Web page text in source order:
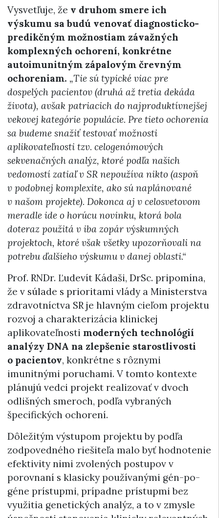
Vysvetľuje, že v druhom smere ich
výskumu sa budú venovať diagnosticko-
predikčným možnostiam závažných
komplexných ochorení, konkrétne
autoimunitným zápalovým črevným
ochoreniam. „Tie sú typické viac pre
dospelých pacientov (druhá až tretia dekáda
života), avšak patriacich do najproduktívnejšej
vekovej kategórie populácie. Pre tieto ochorenia
sa budeme snažiť testovať možnosti
aplikovateľnosti tzv. celogenómových
sekvenačných analýz, ktoré podľa našich
vedomostí zatiaľ v SR nepoužíva nikto (aspoň
v podobnej komplexite, ako sú naplánované
v našom projekte). Dokonca aj v celosvetovom
meradle ide o horúcu novinku, ktorá bola
doteraz použitá v iba zopár výskumných
projektoch, ktoré však všetky upozorňovali na
potrebu ďalšieho výskumu v danej oblasti.“
Prof. RNDr. Ľudevít Kádaši, DrSc. pripomína,
že v súlade s prioritami vlády a Ministerstva
zdravotníctva SR je hlavným cieľom projektu
rozvoj a charakterizácia klinickej
aplikovateľnosti moderných technológií
analýzy DNA na zlepšenie starostlivosti
o pacientov, konkrétne s rôznymi
imunitnými poruchami. V tomto kontexte
plánujú vedci projekt realizovať v dvoch
odlišných smeroch, podľa vybraných
špecifických ochorení.
Dôležitým výstupom projektu by podľa
zodpovedného riešiteľa malo byť hodnotenie
efektivity nimi zvolených postupov v
porovnaní s klasicky používanými gén-po-
géne prístupmi, prípadne prístupmi bez
využitia genetických analýz, a to v zmysle